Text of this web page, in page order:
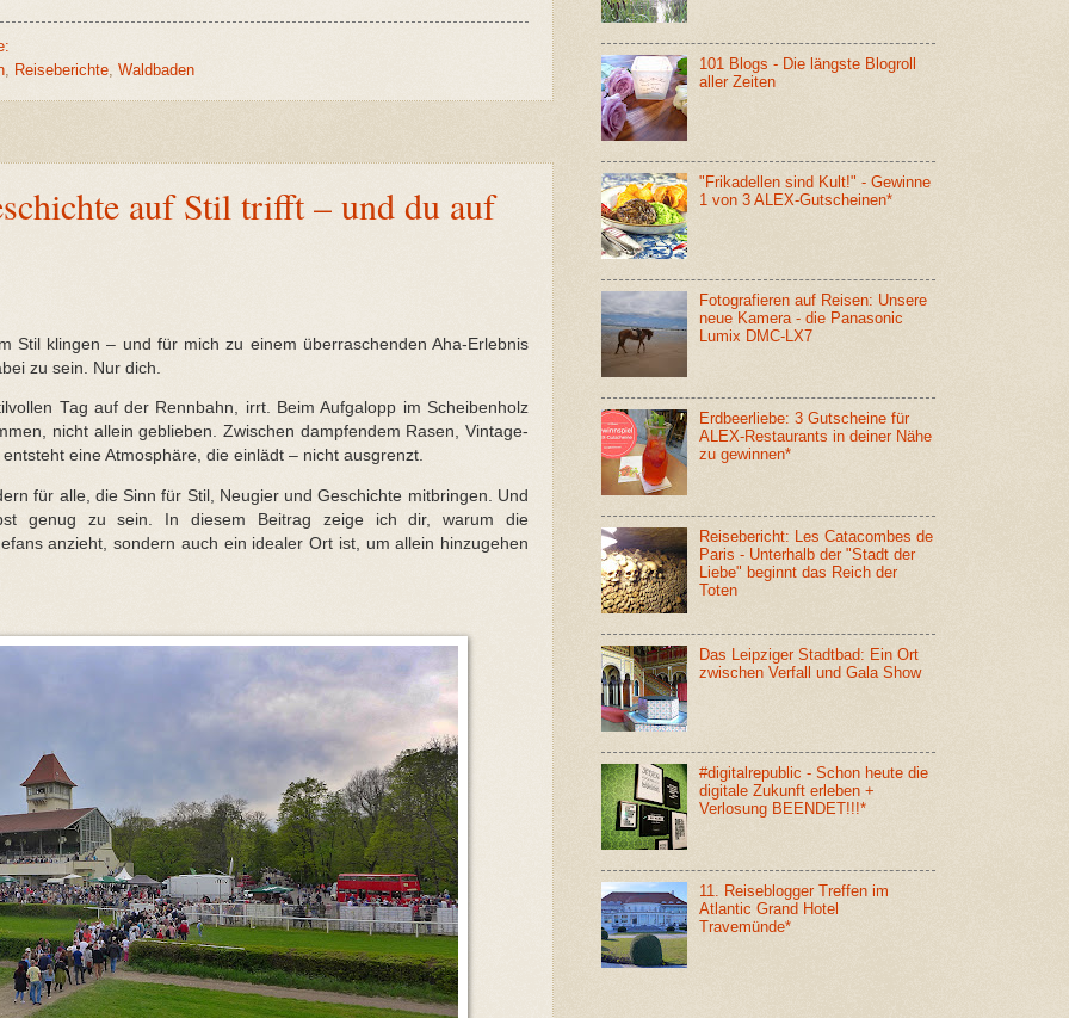
Reiseberichte Waldbaden
auf Stil trifft – und du auf
Stil klingen – und für mich zu einem überraschenden Aha-Erlebnis
zu sein. Nur dich.
Tag auf der Rennbahn, irrt. Beim Aufgalopp im Scheibenholz
nicht allein geblieben. Zwischen dampfendem Rasen, Vintage-
eine Atmosphäre, die einlädt – nicht ausgrenzt.
für alle, die Sinn für Stil, Neugier und Geschichte mitbringen. Und
genug zu sein. In diesem Beitrag zeige ich dir, warum die
anzieht, sondern auch ein idealer Ort ist, um allein hinzugehen
101 Blogs - Die längste Blogroll
aller Zeiten
"Frikadellen sind Kult!" - Gewinne
1 von 3 ALEX-Gutscheinen*
Fotografieren auf Reisen: Unsere
neue Kamera - die Panasonic
Lumix DMC-LX7
Erdbeerliebe: 3 Gutscheine für
ALEX-Restaurants in deiner Nähe
zu gewinnen*
Reisebericht: Les Catacombes de
Paris - Unterhalb der "Stadt der
Liebe" beginnt das Reich der
Toten
Das Leipziger Stadtbad: Ein Ort
zwischen Verfall und Gala Show
#digitalrepublic - Schon heute die
digitale Zukunft erleben +
Verlosung BEENDET!!!*
11. Reiseblogger Treffen im
Atlantic Grand Hotel
Travemünde*